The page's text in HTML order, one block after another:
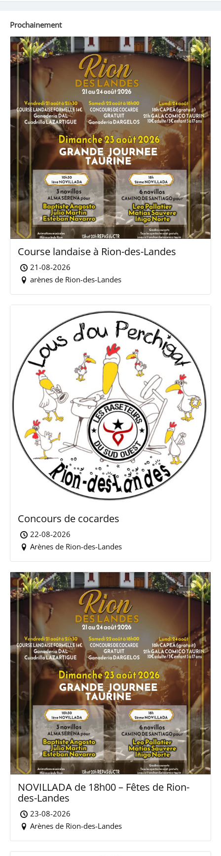
Prochainement
Course landaise à Rion-des-Landes
21-08-2026
arènes de Rion-des-Landes
Concours de cocardes
22-08-2026
Arènes de Rion-des-Landes
NOVILLADA de 18h00 – Fêtes de Rion-
des-Landes
23-08-2026
Arènes de Rion-des-Landes